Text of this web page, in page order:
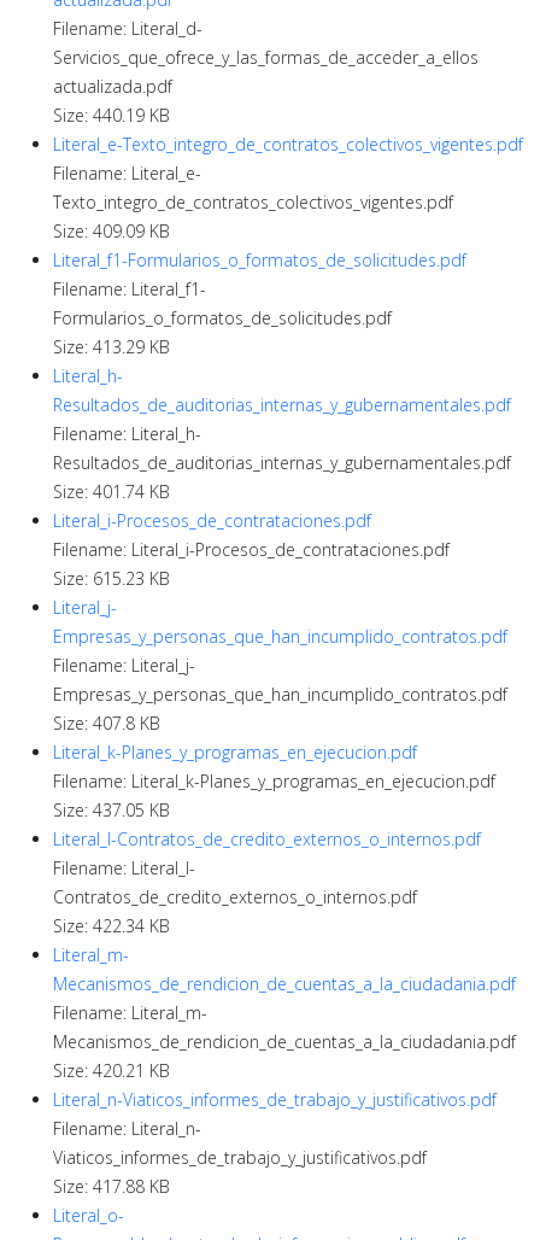
Filename: Literal_d-
Servicios_que_ofrece_y_las_formas_de_acceder_a_ellos
actualizada.pdf
Size: 440.19 KB
Literal_e-Texto_integro_de_contratos_colectivos_vigentes.pdf
Filename: Literal_e-
Texto_integro_de_contratos_colectivos_vigentes.pdf
Size: 409.09 KB
Literal_f1-Formularios_o_formatos_de_solicitudes.pdf
Filename: Literal_f1-
Formularios_o_formatos_de_solicitudes.pdf
Size: 413.29 KB
Literal_h-
Resultados_de_auditorias_internas_y_gubernamentales.pdf
Filename: Literal_h-
Resultados_de_auditorias_internas_y_gubernamentales.pdf
Size: 401.74 KB
Literal_i-Procesos_de_contrataciones.pdf
Filename: Literal_i-Procesos_de_contrataciones.pdf
Size: 615.23 KB
Literal_j-
Empresas_y_personas_que_han_incumplido_contratos.pdf
Filename: Literal_j-
Empresas_y_personas_que_han_incumplido_contratos.pdf
Size: 407.8 KB
Literal_k-Planes_y_programas_en_ejecucion.pdf
Filename: Literal_k-Planes_y_programas_en_ejecucion.pdf
Size: 437.05 KB
Literal_l-Contratos_de_credito_externos_o_internos.pdf
Filename: Literal_l-
Contratos_de_credito_externos_o_internos.pdf
Size: 422.34 KB
Literal_m-
Mecanismos_de_rendicion_de_cuentas_a_la_ciudadania.pdf
Filename: Literal_m-
Mecanismos_de_rendicion_de_cuentas_a_la_ciudadania.pdf
Size: 420.21 KB
Literal_n-Viaticos_informes_de_trabajo_y_justificativos.pdf
Filename: Literal_n-
Viaticos_informes_de_trabajo_y_justificativos.pdf
Size: 417.88 KB
Literal_o-